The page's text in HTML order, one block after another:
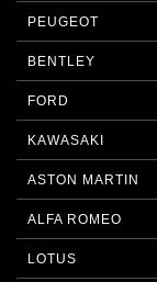
PEUGEOT
BENTLEY
FORD
KAWASAKI
ASTON MARTIN
ALFA ROMEO
LOTUS